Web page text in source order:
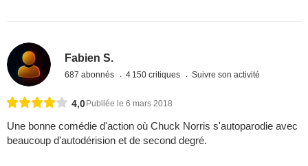
Fabien S.
687 abonnés 4 150 critiques Suivre son activité
4,0 Publiée le 6 mars 2018
Une bonne comédie d'action où Chuck Norris s'autoparodie avec
beaucoup d'autodérision et de second degré.